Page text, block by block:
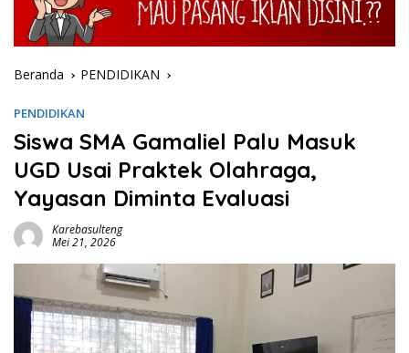
Beranda PENDIDIKAN
PENDIDIKAN
Siswa SMA Gamaliel Palu Masuk
UGD Usai Praktek Olahraga,
Yayasan Diminta Evaluasi
Karebasulteng
Mei 21, 2026